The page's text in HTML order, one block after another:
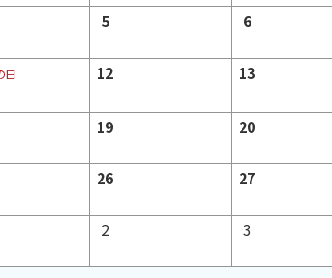
5日
定
な
6日
定
な
日 12日
定
な
13日
定
な
19日
定
な
20日
定
な
26日
定
27日
定
2日 3日